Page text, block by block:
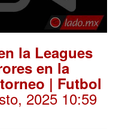
la Leagues
en la
| Futbol
2025 10:59